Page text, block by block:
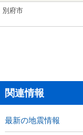
別府市
関連情報
最新の地震情報